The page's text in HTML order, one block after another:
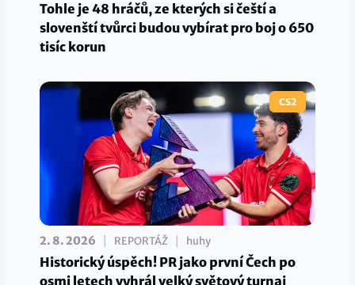
Tohle je 48 hráčů, ze kterých si čeští a
slovenští tvůrci budou vybírat pro boj o 650
tisíc korun
CS2
2. 8. 2026 REPORTÁŽ huhy
Historický úspěch! PR jako první Čech po
osmi letech vyhrál velký světový turnaj